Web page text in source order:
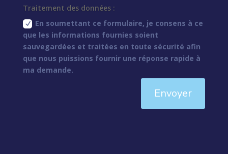
Traitement des données :
En soumettant ce formulaire, je consens à ce
que les informations fournies soient
sauvegardées et traitées en toute sécurité afin
que nous puissions fournir une réponse rapide à
ma demande.
Envoyer